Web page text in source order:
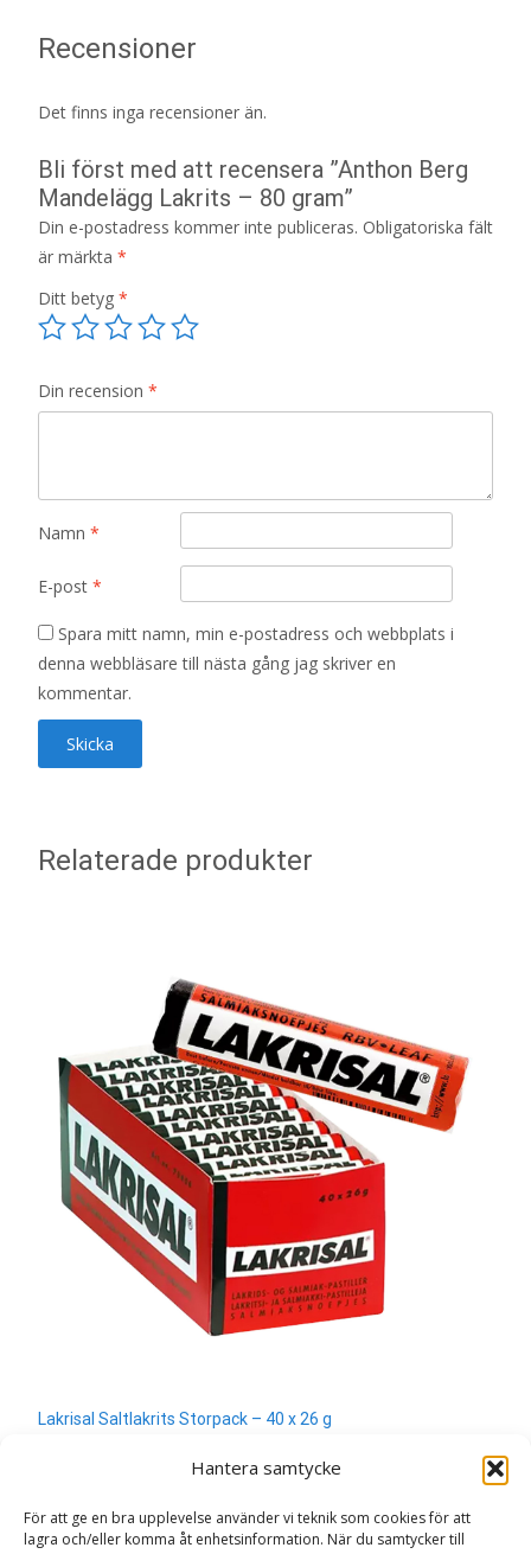
Hantera samtycke
För att ge en bra upplevelse använder vi teknik som cookies för att
lagra och/eller komma åt enhetsinformation. När du samtycker till
Recensioner
Det finns inga recensioner än.
Bli först med att recensera ”Anthon Berg
Mandelägg Lakrits – 80 gram”
Din e-postadress kommer inte publiceras. Obligatoriska fält
är märkta *
Ditt betyg *
Din recension *
Namn *
E-post *
Spara mitt namn, min e-postadress och webbplats i
denna webbläsare till nästa gång jag skriver en
kommentar.
Relaterade produkter
Lakrisal Saltlakrits Storpack – 40 x 26 g